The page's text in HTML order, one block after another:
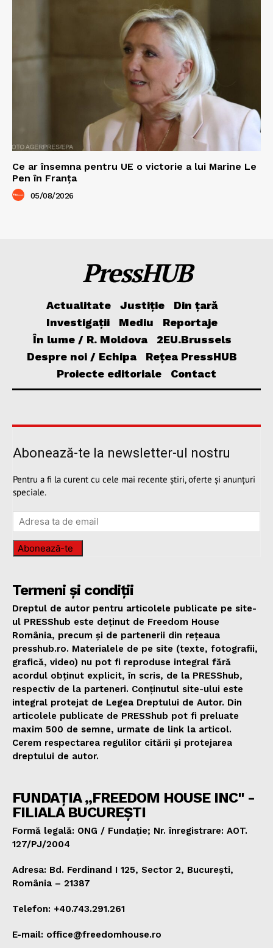
Ce ar însemna pentru UE o victorie a lui Marine Le
Pen în Franța
05/08/2026
PressHUB
Actualitate Justiție
Din țară
Investigații
Mediu
Reportaje
În lume / R. Moldova
2EU.Brussels
Despre noi / Echipa
Rețea PressHUB
Proiecte editoriale
Contact
Abonează-te la newsletter-ul nostru
Pentru a fi la curent cu cele mai recente știri, oferte și anunțuri
speciale.
Abonează-te
Termeni și condiții
Dreptul de autor pentru articolele publicate pe site-
ul PRESShub este deținut de Freedom House
România, precum și de partenerii din rețeaua
presshub.ro. Materialele de pe site (texte, fotografii,
grafică, video) nu pot fi reproduse integral fără
acordul obținut explicit, în scris, de la PRESShub,
respectiv de la parteneri. Conținutul site-ului este
integral protejat de Legea Dreptului de Autor. Din
articolele publicate de PRESShub pot fi preluate
maxim 500 de semne, urmate de link la articol.
Cerem respectarea regulilor citării și protejarea
dreptului de autor.
FUNDAȚIA „FREEDOM HOUSE INC" -
FILIALA BUCUREȘTI
Formă legală: ONG / Fundație; Nr. înregistrare: AOT.
127/PJ/2004
Adresa: Bd. Ferdinand I 125, Sector 2, București,
România – 21387
Telefon: +40.743.291.261
E-mail: office@freedomhouse.ro